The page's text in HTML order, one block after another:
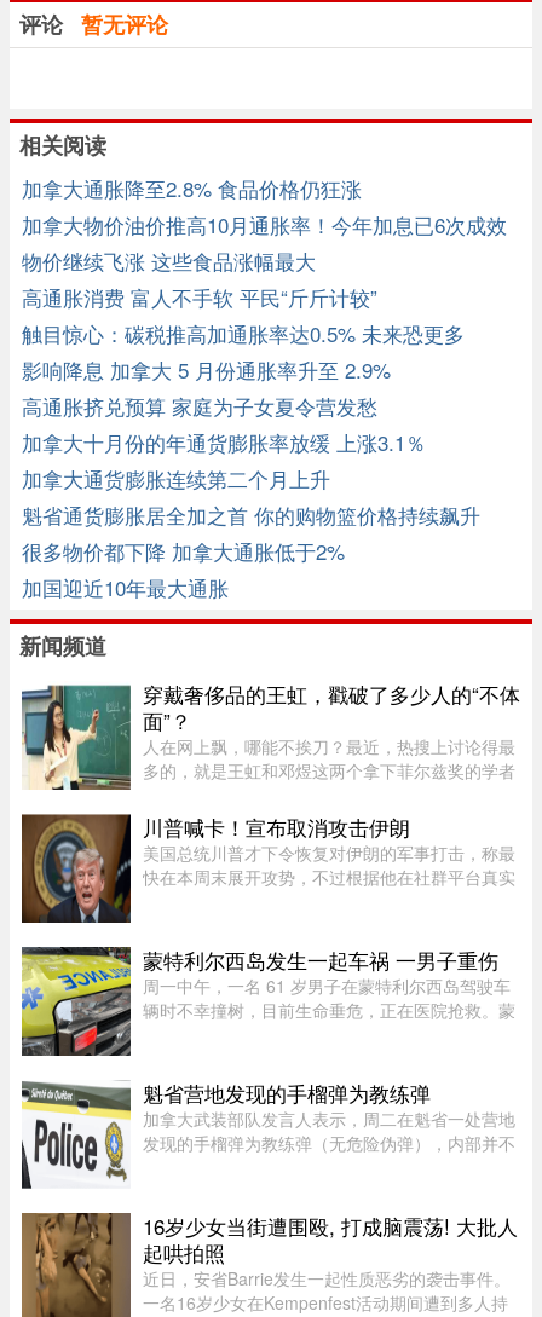
评论 暂无评论
相关阅读
加拿大通胀降至2.8% 食品价格仍狂涨
加拿大物价油价推高10月通胀率！今年加息已6次成效
微
物价继续飞涨 这些食品涨幅最大
高通胀消费 富人不手软 平民“斤斤计较”
触目惊心：碳税推高加通胀率达0.5% 未来恐更多
影响降息 加拿大 5 月份通胀率升至 2.9%
高通胀挤兑预算 家庭为子女夏令营发愁
加拿大十月份的年通货膨胀率放缓 上涨3.1％
加拿大通货膨胀连续第二个月上升
魁省通货膨胀居全加之首 你的购物篮价格持续飙升
很多物价都下降 加拿大通胀低于2%
加国迎近10年最大通胀
新闻频道
穿戴奢侈品的王虹，戳破了多少人的“不体
面”？
人在网上飘，哪能不挨刀？最近，热搜上讨论得最
多的，就是王虹和邓煜这两个拿下菲尔兹奖的学者
国人都觉得脸上有光，与有荣焉。尤其是王虹，作
为一个女性，她硬生生啃下 ...
川普喊卡！宣布取消攻击伊朗
美国总统川普才下令恢复对伊朗的军事打击，称最
快在本周末展开攻势，不过根据他在社群平台真实
斯兰共和国发动军事打击， ...
蒙特利尔西岛发生一起车祸 一男子重伤
周一中午，一名 61 岁男子在蒙特利尔西岛驾驶车
辆时不幸撞树，目前生命垂危，正在医院抢救。蒙
道（介于 Avro 街与 Hy ...
魁省营地发现的手榴弹为教练弹
加拿大武装部队发言人表示，周二在魁省一处营地
发现的手榴弹为教练弹（无危险伪弹），内部并不
其运往 Valcartier 军事 ...
16岁少女当街遭围殴, 打成脑震荡! 大批人
起哄拍照
近日，安省Barrie发生一起性质恶劣的袭击事件。
一名16岁少女在Kempenfest活动期间遭到多人持